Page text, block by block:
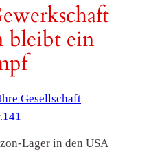
bleibt ein
Gesellschaft
141
Lager in den USA